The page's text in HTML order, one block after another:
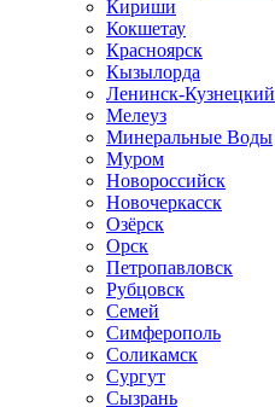
Кириши
Кокшетау
Красноярск
Кызылорда
Ленинск-Кузнецкий
Мелеуз
Минеральные Воды
Муром
Новороссийск
Новочеркасск
Озёрск
Орск
Петропавловск
Рубцовск
Семей
Симферополь
Соликамск
Сургут
Сызрань